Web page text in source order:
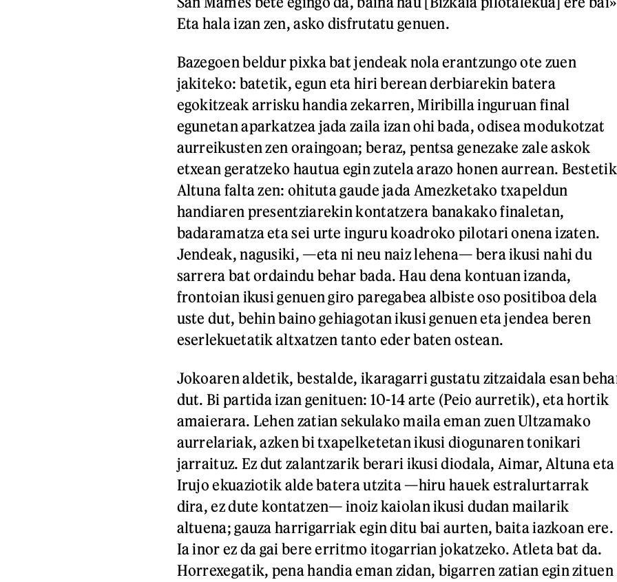
Eta hala izan zen, asko disfrutatu genuen.
Bazegoen beldur pixka bat jendeak nola erantzungo ote zuen
jakiteko: batetik, egun eta hiri berean derbiarekin batera
egokitzeak arrisku handia zekarren, Miribilla inguruan final
egunetan aparkatzea jada zaila izan ohi bada, odisea modukotzat
aurreikusten zen oraingoan; beraz, pentsa genezake zale askok
etxean geratzeko hautua egin zutela arazo honen aurrean.
Altuna falta zen: ohituta gaude jada Amezketako txapeldun
handiaren presentziarekin kontatzera banakako finaletan,
badaramatza eta sei urte inguru koadroko pilotari onena izaten.
Jendeak, nagusiki, —eta ni neu naiz lehena— bera ikusi nahi du
sarrera bat ordaindu behar bada. Hau dena kontuan izanda,
frontoian ikusi genuen giro paregabea albiste oso positiboa dela
uste dut, behin baino gehiagotan ikusi genuen eta jendea beren
eserlekuetatik altxatzen tanto eder baten ostean.
Jokoaren aldetik, bestalde, ikaragarri gustatu zitzaidala esan
dut. Bi partida izan genituen: 10-14 arte (Peio aurretik), eta hortik
amaierara. Lehen zatian sekulako maila eman zuen Ultzamako
aurrelariak, azken bi txapelketetan ikusi diogunaren tonikari
jarraituz. Ez dut zalantzarik berari ikusi diodala, Aimar, Altuna eta
Irujo ekuaziotik alde batera utzita —hiru hauek estralurtarrak
dira, ez dute kontatzen— inoiz kaiolan ikusi dudan mailarik
altuena; gauza harrigarriak egin ditu bai aurten, baita iazkoan ere.
Ia inor ez da gai bere erritmo itogarrian jokatzeko. Atleta bat da.
Horrexegatik, pena handia eman zidan, bigarren zatian egin zituen